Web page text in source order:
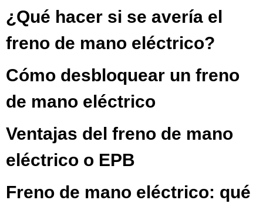
¿Qué hacer si se avería el
freno de mano eléctrico?
Cómo desbloquear un freno
de mano eléctrico
Ventajas del freno de mano
eléctrico o EPB
Freno de mano eléctrico: qué